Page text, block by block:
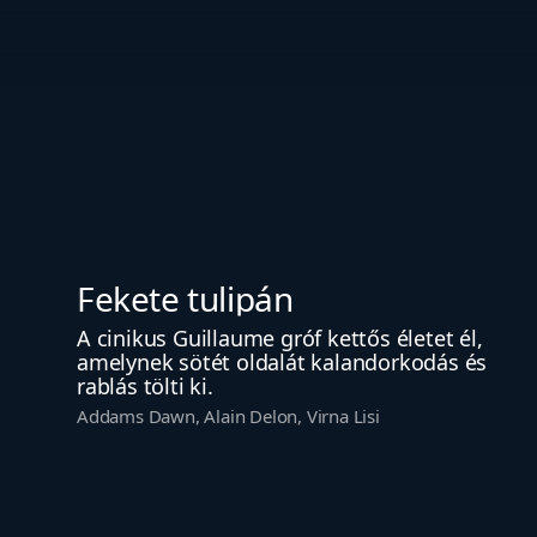
Fekete tulipán
A cinikus Guillaume gróf kettős életet él,
amelynek sötét oldalát kalandorkodás és
rablás tölti ki.
Addams Dawn, Alain Delon, Virna Lisi